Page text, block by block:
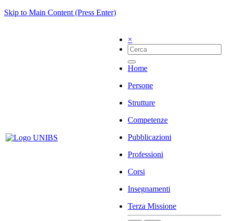
Skip to Main Content (Press Enter)
×
Home
Persone
Strutture
Competenze
Pubblicazioni
Professioni
Corsi
Insegnamenti
Terza Missione